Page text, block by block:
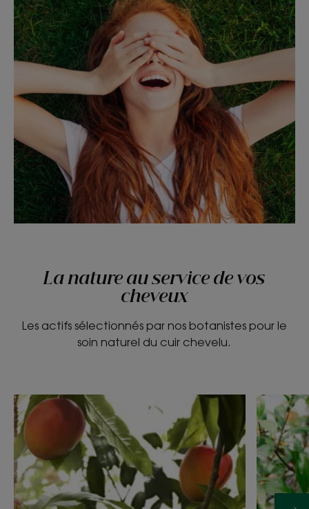
La nature au service de vos
cheveux
Les actifs sélectionnés par nos botanistes pour le
soin naturel du cuir chevelu.